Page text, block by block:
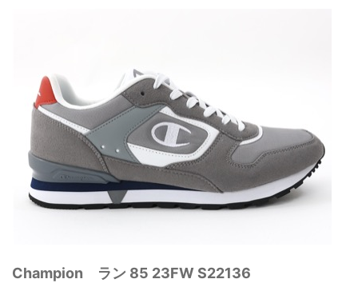
Champion ラン 85 23FW S22136